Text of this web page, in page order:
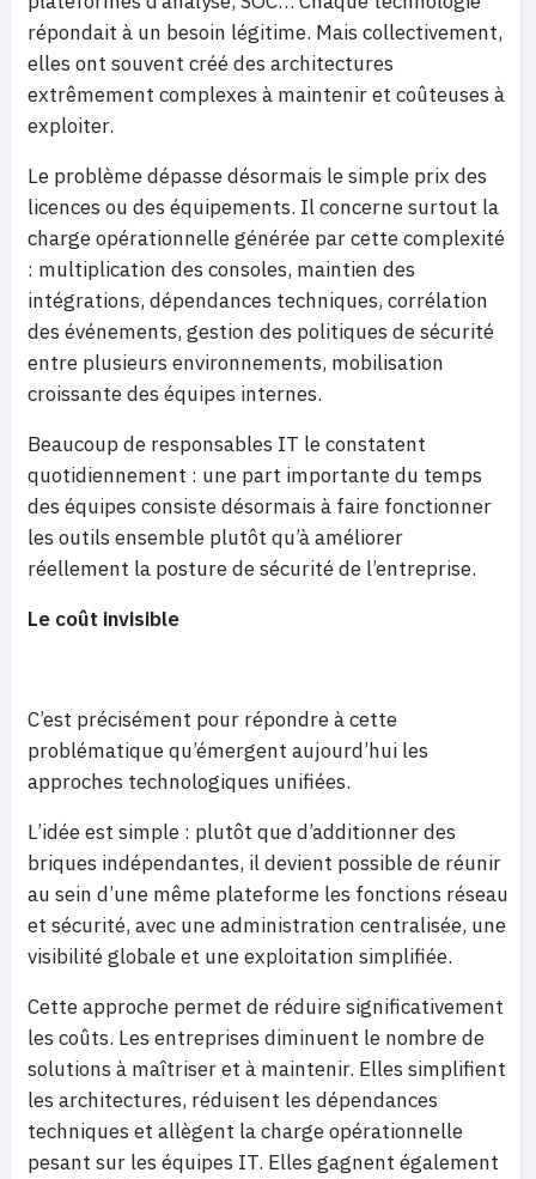
répondait à un besoin légitime. Mais collectivement,
elles ont souvent créé des architectures
extrêmement complexes à maintenir et coûteuses à
exploiter.
Le problème dépasse désormais le simple prix des
licences ou des équipements. Il concerne surtout la
charge opérationnelle générée par cette complexité
: multiplication des consoles, maintien des
intégrations, dépendances techniques, corrélation
des événements, gestion des politiques de sécurité
entre plusieurs environnements, mobilisation
croissante des équipes internes.
Beaucoup de responsables IT le constatent
quotidiennement : une part importante du temps
des équipes consiste désormais à faire fonctionner
les outils ensemble plutôt qu’à améliorer
réellement la posture de sécurité de l’entreprise.
Le coût invisible
C’est précisément pour répondre à cette
problématique qu’émergent aujourd’hui les
approches technologiques unifiées.
L’idée est simple : plutôt que d’additionner des
briques indépendantes, il devient possible de réunir
au sein d’une même plateforme les fonctions réseau
et sécurité, avec une administration centralisée, une
visibilité globale et une exploitation simplifiée.
Cette approche permet de réduire significativement
les coûts. Les entreprises diminuent le nombre de
solutions à maîtriser et à maintenir. Elles simplifient
les architectures, réduisent les dépendances
techniques et allègent la charge opérationnelle
pesant sur les équipes IT. Elles gagnent également